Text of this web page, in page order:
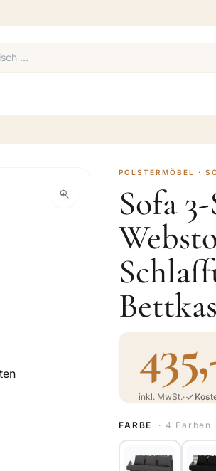
POLSTERMÖBEL ·
Sofa
inkl. MwSt.·
FARBE · 4 Farben